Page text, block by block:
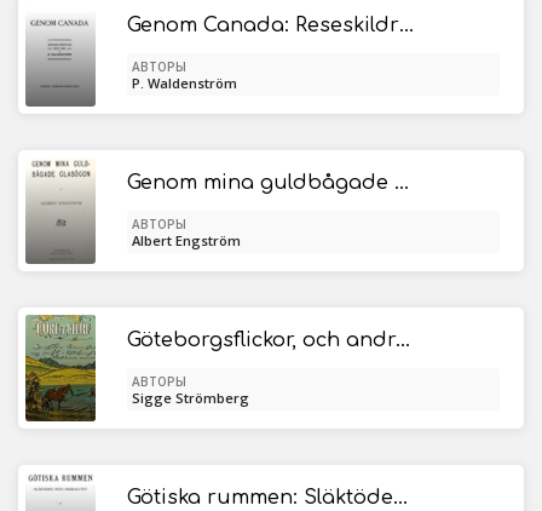
Genom Canada: Reseskildringar från 1904
АВТОРЫ
P. Waldenström
Genom mina guldbågade glasögon
АВТОРЫ
Albert Engström
Göteborgsflickor, och andra historier
АВТОРЫ
Sigge Strömberg
Götiska rummen: Släktöden från sekelslutet